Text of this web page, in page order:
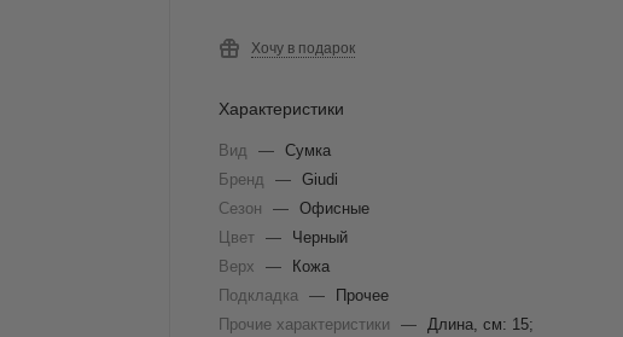
Хочу в подарок
Характеристики
Вид — Сумка
Бренд
— Giudi
Сезон
— Офисные
Цвет —
Черный
Верх
—
Кожа
Подкладка —
Прочее
Прочие характеристики
— Длина, см: 15;